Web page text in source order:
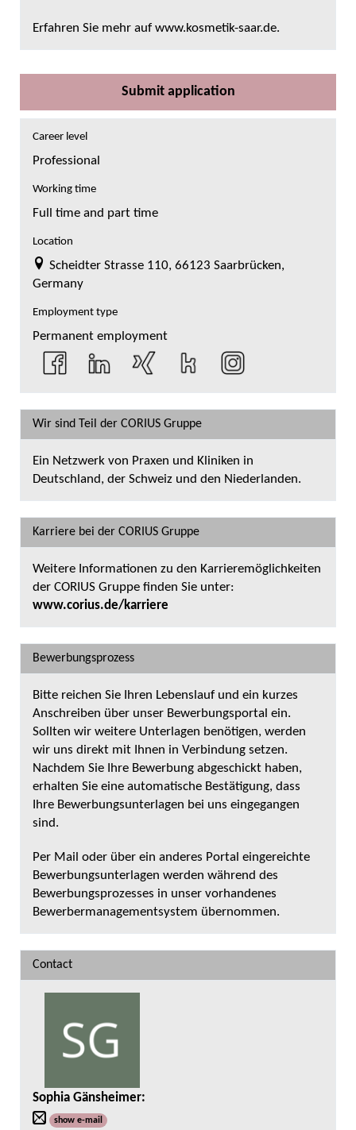
Erfahren Sie mehr auf www.kosmetik-saar.de.
Submit application
Career level
Professional
Working time
Full time and part time
Location
Scheidter Strasse 110, 66123 Saarbrücken,
Germany
Employment type
Permanent employment
Wir sind Teil der CORIUS Gruppe
Ein Netzwerk von Praxen und Kliniken in
Deutschland, der Schweiz und den Niederlanden.
Karriere bei der CORIUS Gruppe
Weitere Informationen zu den Karrieremöglichkeiten
der CORIUS Gruppe finden Sie unter:
www.corius.de/karriere
Bewerbungsprozess
Bitte reichen Sie Ihren Lebenslauf und ein kurzes
Anschreiben über unser Bewerbungsportal ein.
Sollten wir weitere Unterlagen benötigen, werden
wir uns direkt mit Ihnen in Verbindung setzen.
Nachdem Sie Ihre Bewerbung abgeschickt haben,
erhalten Sie eine automatische Bestätigung, dass
Ihre Bewerbungsunterlagen bei uns eingegangen
sind.
Per Mail oder über ein anderes Portal eingereichte
Bewerbungsunterlagen werden während des
Bewerbungsprozesses in unser vorhandenes
Bewerbermanagementsystem übernommen.
Contact
Sophia Gänsheimer:
show e-mail